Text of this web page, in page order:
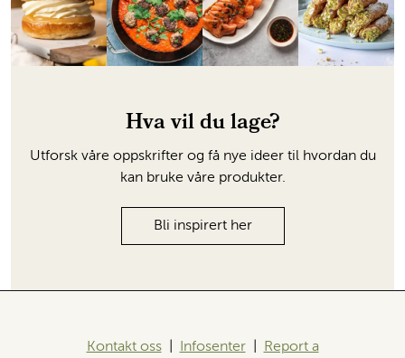
Hva vil du lage?
Utforsk våre oppskrifter og få nye ideer til hvordan du
kan bruke våre produkter.
Bli inspirert her
Kontakt oss| Infosenter| Report a